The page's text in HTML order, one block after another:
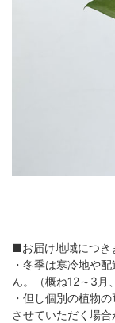
■お届け地域につき
・冬季は寒冷地や
ん。（概ね12～3月
・但し個別の植物
させていただく場合